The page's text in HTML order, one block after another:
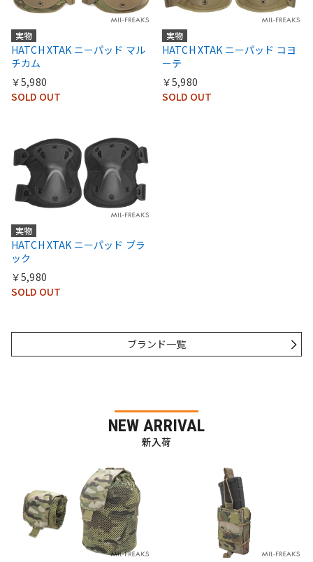
実物
HATCH XTAK ニーパッド マル
チカム
￥5,980
SOLD OUT
実物
HATCH XTAK ニーパッド コヨ
ーテ
￥5,980
SOLD OUT
実物
HATCH XTAK ニーパッド ブラ
ック
￥5,980
SOLD OUT
ブランド一覧
NEW ARRIVAL
新入荷